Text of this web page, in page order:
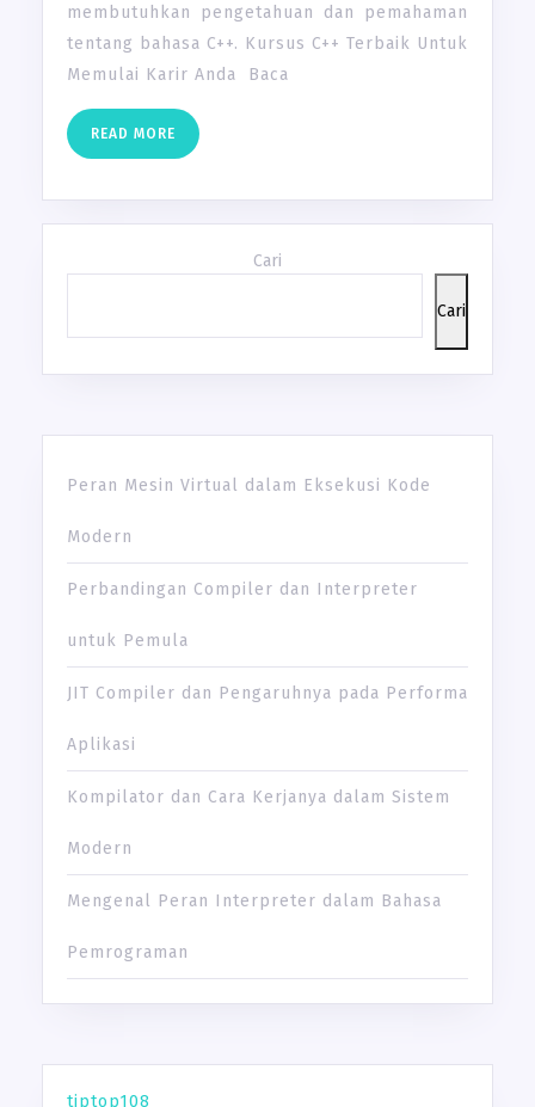
membutuhkan pengetahuan dan pemahaman
tentang bahasa C++. Kursus C++ Terbaik Untuk
Memulai Karir Anda Baca
READ MORE READ
MORE
Cari
Cari
Peran Mesin Virtual dalam Eksekusi Kode
Modern
Perbandingan Compiler dan Interpreter
untuk Pemula
JIT Compiler dan Pengaruhnya pada Performa
Aplikasi
Kompilator dan Cara Kerjanya dalam Sistem
Modern
Mengenal Peran Interpreter dalam Bahasa
Pemrograman
tiptop108